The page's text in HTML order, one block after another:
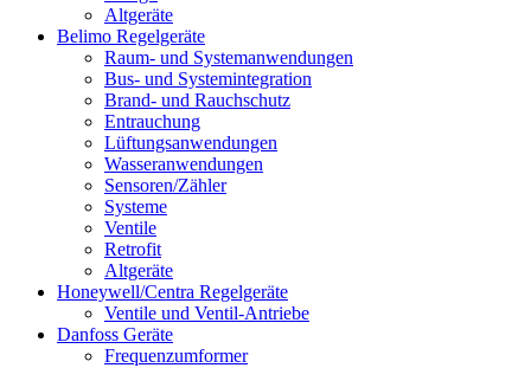
Altgeräte
Belimo Regelgeräte
Raum- und Systemanwendungen
Bus- und Systemintegration
Brand- und Rauchschutz
Entrauchung
Lüftungsanwendungen
Wasseranwendungen
Sensoren/Zähler
Systeme
Ventile
Retrofit
Altgeräte
Honeywell/Centra Regelgeräte
Ventile und Ventil-Antriebe
Danfoss Geräte
Frequenzumformer